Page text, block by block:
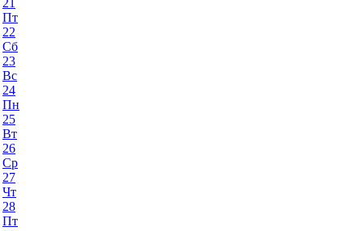
Пт
22
Сб
23
Вс
24
Пн
25
Вт
26
Ср
27
Чт
28
Пт